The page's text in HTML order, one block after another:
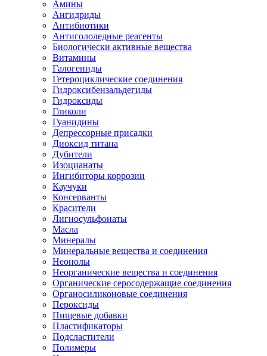
Амины
Ангидриды
Антибиотики
Антигололедные реагенты
Биологически активные вещества
Витамины
Галогениды
Гетероциклические соединения
Гидроксибензальдегиды
Гидроксиды
Гликоли
Гуанидины
Депрессорные присадки
Диоксид титана
Дубители
Изоцианаты
Ингибиторы коррозии
Каучуки
Консерванты
Красители
Лигносульфонаты
Масла
Минералы
Минеральные вещества и соединения
Неонолы
Неорганические вещества и соединения
Органические серосодержащие соединения
Органосиликоновые соединения
Пероксиды
Пищевые добавки
Пластификаторы
Подсластители
Полимеры